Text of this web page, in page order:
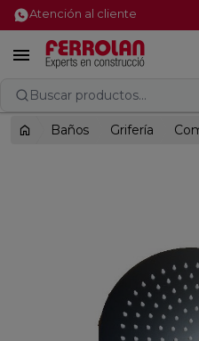
Atención al cliente

Buscar productos...
Baños Grifería